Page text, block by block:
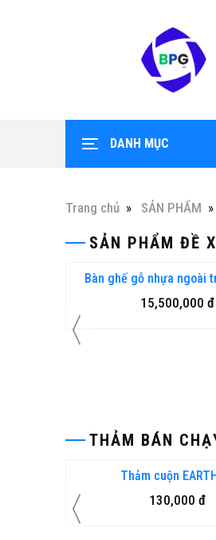
DANH MỤC
Trang chủ SẢN PHẨM
SẢN PHẨM ĐỀ
Hot
Bàn ghế gỗ nhựa ngoài
15,500,000 đ
THẢM BÁN
Thảm cuộn
130,000 đ